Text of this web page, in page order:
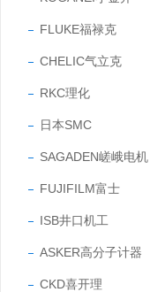
FLUKE福禄克
CHELIC气立克
RKC理化
日本SMC
SAGADEN嵯峨电机
FUJIFILM富士
ISB井口机工
ASKER高分子计器
CKD喜开理